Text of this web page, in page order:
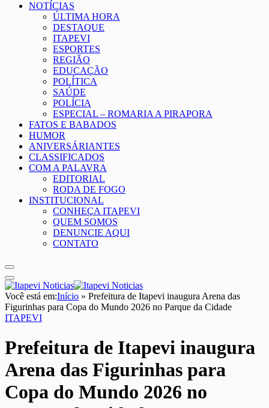
NOTÍCIAS
ÚLTIMA HORA
DESTAQUE
ITAPEVI
ESPORTES
REGIÃO
EDUCAÇÃO
POLÍTICA
SAÚDE
POLÍCIA
ESPECIAL – ROMARIA A PIRAPORA
FATOS E BABADOS
HUMOR
ANIVERSÁRIANTES
CLASSIFICADOS
COM A PALAVRA
EDITORIAL
RODA DE FOGO
INSTITUCIONAL
CONHEÇA ITAPEVI
QUEM SOMOS
DENUNCIE AQUI
CONTATO
Você está em:Início » Prefeitura de Itapevi inaugura Arena das
Figurinhas para Copa do Mundo 2026 no Parque da Cidade
ITAPEVI
Prefeitura de Itapevi inaugura
Arena das Figurinhas para
Copa do Mundo 2026 no